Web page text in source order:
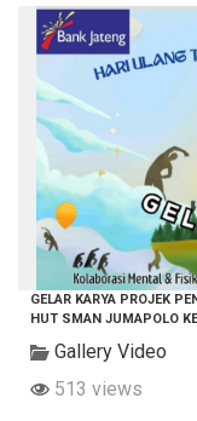
GELAR KARYA PROJEK
HUT SMAN JUMAPOLO
Gallery Video
513 views